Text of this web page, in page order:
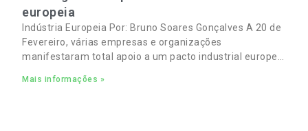
europeia
Indústria Europeia Por: Bruno Soares Gonçalves A 20 de
Fevereiro, várias empresas e organizações
manifestaram total apoio a um pacto industrial europeu
empregos
Mais informações »